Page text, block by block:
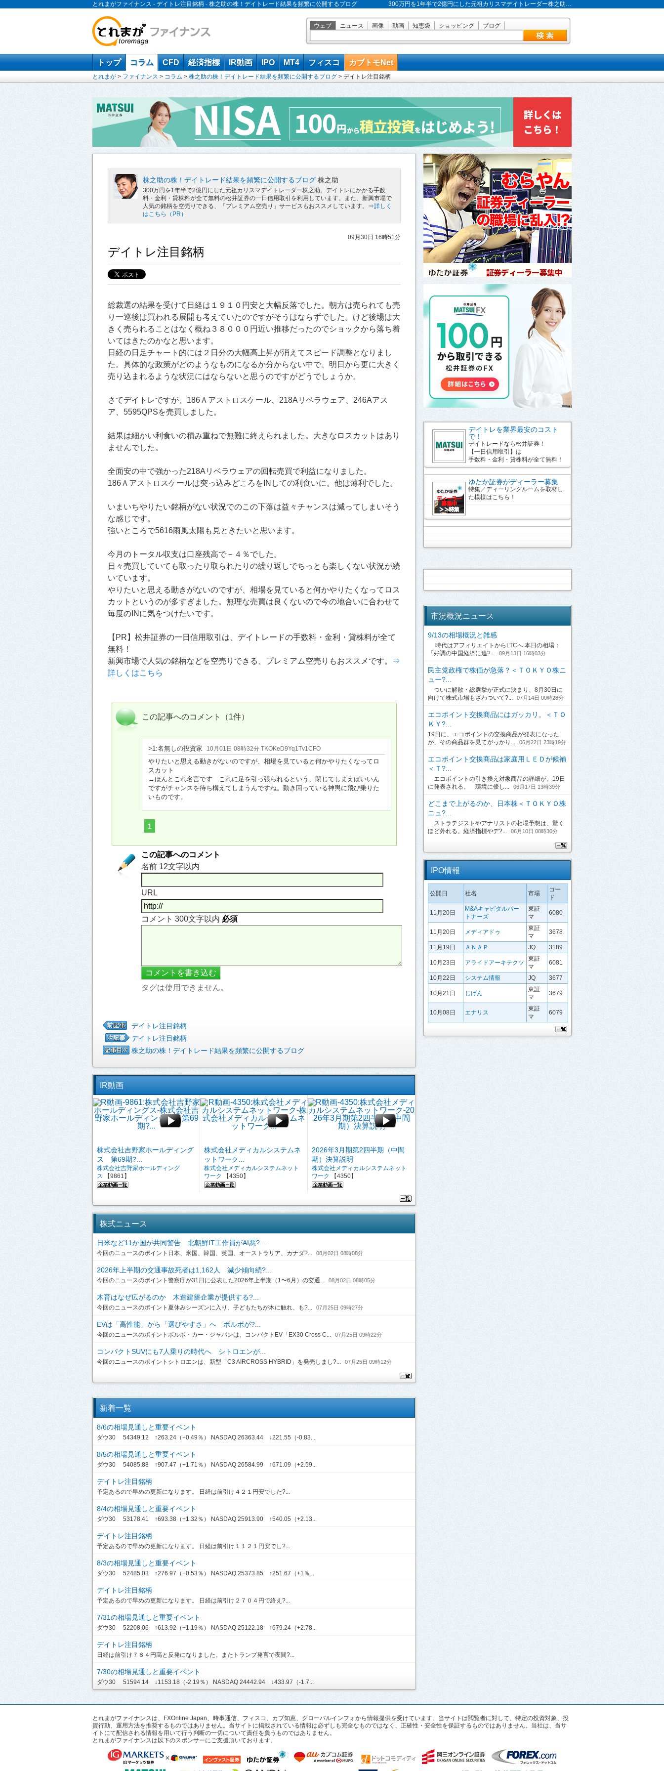
とれまがファイナンス - デイトレ注目銘柄 - 株之助の株！デイトレード結果を頻繁に公開するブログ 300万円を1年半で2億円にした元祖カリスマデイトレーダー株之助…
ウェブ ニュース 画像 動画 知恵袋 ショッピング ブログ
トップ コラム CFD 経済指標 IR動画 IPO MT4 フィスコ カブトモNet
とれまが > ファイナンス > コラム > 株之助の株！デイトレード結果を頻繁に公開するブログ > デイトレ注目銘柄
株之助の株！デイトレード結果を頻繁に公開するブログ 株之助
300万円を1年半で2億円にした元祖カリスマデイトレーダー株之助。デイトレにかかる手数
料・金利・貸株料が全て無料の松井証券の一日信用取引を利用しています。また、新興市場で
人気の銘柄を空売りできる、「プレミアム空売り」サービスもおススメしています。 ⇒詳しく
はこちら（PR）
09月30日 16時51分
デイトレ注目銘柄
総裁選の結果を受けて日経は１９１０円安と大幅反落でした。朝方は売られても売
り一巡後は買われる展開も考えていたのですがそうはならずでした。けど後場は大
きく売られることはなく概ね３８０００円近い推移だったのでショックから落ち着
いてはきたのかなと思います。
日経の日足チャート的には２日分の大幅高上昇が消えてスピード調整となりまし
た。具体的な政策がどのようなものになるか分からない中で、明日から更に大きく
売り込まれるような状況にはならないと思うのですがどうでしょうか。
さてデイトレですが、186Ａアストロスケール、218Aリベラウェア、246Aアス
ア、5595QPSを売買しました。
結果は細かい利食いの積み重ねで無難に終えられました。大きなロスカットはあり
ませんでした。
全面安の中で強かった218Aリベラウェアの回転売買で利益になりました。
186Ａアストロスケールは突っ込みどころをINしての利食いに。他は薄利でした。
いまいちやりたい銘柄がない状況でのこの下落は益々チャンスは減ってしまいそう
な感じです。
強いところで5616雨風太陽も見ときたいと思います。
今月のトータル収支は口座残高で－４％でした。
日々売買していても取ったり取られたりの繰り返しでちっとも楽しくない状況が続
いています。
やりたいと思える動きがないのですが、相場を見ていると何かやりたくなってロス
カットというのが多すぎました。無理な売買は良くないので今の地合いに合わせて
毎度のINに気をつけたいです。
【PR】松井証券の一日信用取引は、デイトレードの手数料・金利・貸株料が全て
無料！
新興市場で人気の銘柄などを空売りできる、プレミアム空売りもおススメです。
⇒
詳しくはこちら
この記事へのコメント（1件）
>1:名無しの投資家 10月01日 08時32分 TKOKeD9Yq1Tv1CFO
やりたいと思える動きがないのですが、相場を見ていると何かやりたくなってロ
スカット
→ほんとこれ名言です これに足を引っ張られるという、閉じてしまえばいいん
ですがチャンスを待ち構えてしまうんですね。動き回っている神輿に飛び乗りた
いものです。
1
この記事へのコメント
名前 12文字以内
URL
コメント 300文字以内 必須
タグは使用できません。
デイトレ注目銘柄
デイトレ注目銘柄
株之助の株！デイトレード結果を頻繁に公開するブログ
IR動画
株式会社吉野家ホールディング
ス 第69期?...
株式会社吉野家ホールディング
ス
【9861】
株式会社メディカルシステムネ
ットワーク...
株式会社メディカルシステムネット
ワーク
【4350】
2026年3月期第2四半期（中間
期）決算説明
株式会社メディカルシステムネット
ワーク
【4350】
株式ニュース
日米など11か国が共同警告 北朝鮮IT工作員がAI悪?...
今回のニュースのポイント日本、米国、韓国、英国、オーストラリア、カナダ?... 08月02日 08時08分
2026年上半期の交通事故死者は1,162人 減少傾向続?...
今回のニュースのポイント警察庁が31日に公表した2026年上半期（1〜6月）の交通... 08月02日 08時05分
木育はなぜ広がるのか 木造建築企業が提供する?...
今回のニュースのポイント夏休みシーズンに入り、子どもたちが木に触れ、も?... 07月25日 09時27分
EVは「高性能」から「選びやすさ」へ ボルボが?...
今回のニュースのポイントボルボ・カー・ジャパンは、コンパクトEV「EX30 Cross C... 07月25日 09時22分
コンパクトSUVにも7人乗りの時代へ シトロエンが...
今回のニュースのポイントシトロエンは、新型「C3 AIRCROSS HYBRID」を発売しまし?... 07月25日 09時12分
新着一覧
8/6の相場見通しと重要イベント
ダウ30 54349.12 ↑263.24（+0.49％） NASDAQ 26363.44 ↓221.55（-0.83...
8/5の相場見通しと重要イベント
ダウ30 54085.88 ↑907.47（+1.71％） NASDAQ 26584.99 ↑671.09（+2.59...
デイトレ注目銘柄
予定あるので早めの更新になります。 日経は前引け４２１円安でした?...
8/4の相場見通しと重要イベント
ダウ30 53178.41 ↑693.38（+1.32％） NASDAQ 25913.90 ↑540.05（+2.13...
デイトレ注目銘柄
予定あるので早めの更新になります。 日経は前引け１１２１円安でし?...
8/3の相場見通しと重要イベント
ダウ30 52485.03 ↑276.97（+0.53％） NASDAQ 25373.85 ↑251.67（+1％...
デイトレ注目銘柄
予定あるので早めの更新になります。 日経は前引け２７０４円で終え?...
7/31の相場見通しと重要イベント
ダウ30 52208.06 ↑613.92（+1.19％） NASDAQ 25122.18 ↑679.24（+2.78...
デイトレ注目銘柄
日経は前引け７８４円高と反発になりました。またトランプ発言で夜間?...
7/30の相場見通しと重要イベント
ダウ30 51594.14 ↓1153.18（-2.19％） NASDAQ 24442.94 ↓433.97（-1.7...
デイトレを業界最安のコスト
で！
デイトレードなら松井証券！
【一日信用取引】は
手数料・金利・貸株料が全て無料！
ゆたか証券がディーラー募集
特集／ディーリングルームを取材し
た模様はこちら！
市況概況ニュース
9/13の相場概況と雑感
時代はアフィリエイトからLTCへ 本日の相場：
「好調の中国経済に追?...
09月13日 16時03分
民主党政権で株価が急落？＜ＴＯＫＹＯ株ニ
ュー?...
ついに解散・総選挙が正式に決まり、8月30日に
向けて株式市場もざわついて?...
07月14日 00時28分
エコポイント交換商品にはガッカリ。＜ＴＯ
ＫＹ?...
19日に、エコポイントの交換商品が発表になった
が、その商品群を見てがっかり...
06月22日 23時19分
エコポイント交換商品は家庭用ＬＥＤが候補
＜Ｔ?...
エコポイントの引き換え対象商品の詳細が、19日
に発表される。 環境に優し...
06月17日 13時39分
どこまで上がるのか、日本株＜ＴＯＫＹＯ株
ニュ?...
ストラテジストやアナリストの相場予想は、驚く
ほど外れる。経済指標やデ?...
06月10日 08時30分
IPO情報
公開日 社名 市場
コー
ド
11月20日
M&Aキャピタルパー
トナーズ
東証
マ
6080
11月20日 メディアドゥ
東証
マ
3678
11月19日 ＡＮＡＰ JQ 3189
10月23日 アライドアーキテクツ
東証
マ
6081
10月22日 システム情報 JQ 3677
10月21日 じげん
東証
マ
3679
10月08日 エナリス
東証
マ
6079
とれまがファイナンスは、FXOnline Japan、時事通信、フィスコ、カブ知恵、グローバルインフォから情報提供を受けています。当サイトは閲覧者に対して、特定の投資対象、投
資行動、運用方法を推奨するものではありません。当サイトに掲載されている情報は必ずしも完全なものではなく、正確性・安全性を保証するものではありません。当社は、当サ
イトにて配信される情報を用いて行う判断の一切について責任を負うものではありません。
とれまがファイナンスは以下のスポンサーにご支援頂いております。